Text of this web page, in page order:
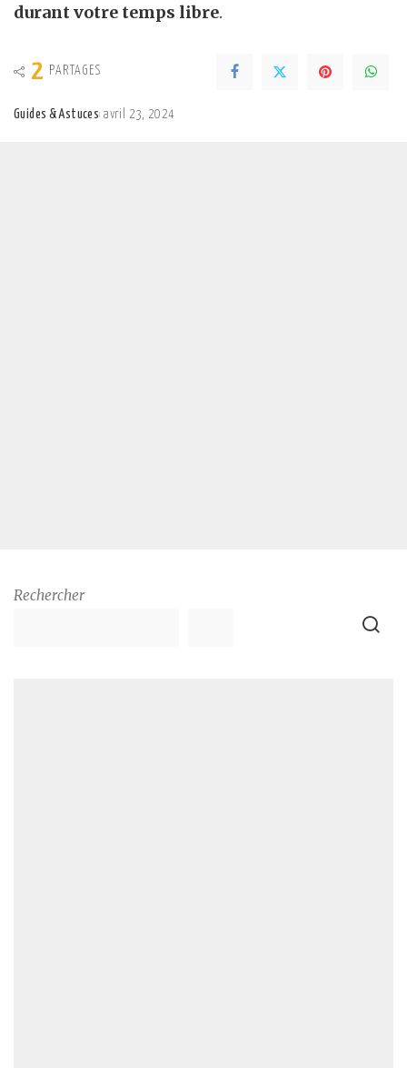
durant votre temps libre.
2 PARTAGES
Guides & Astuces avril 23, 2024
Rechercher